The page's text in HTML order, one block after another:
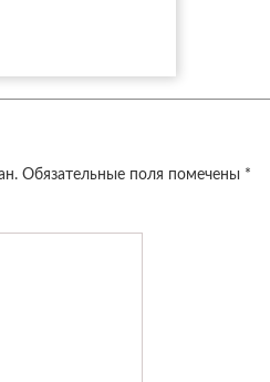
Обязательные поля помечены *